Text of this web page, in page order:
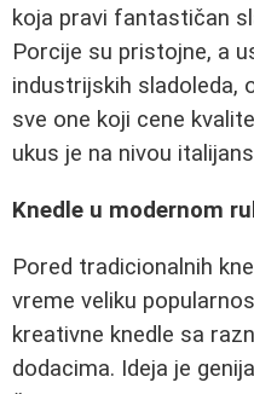
koja pravi fantastičan
Porcije su pristojne, a
industrijskih sladoleda,
sve one koji cene
ukus je na nivou
Knedle u modernom
Pored tradicionalnih
vreme veliku
kreativne knedle sa
dodacima. Ideja je